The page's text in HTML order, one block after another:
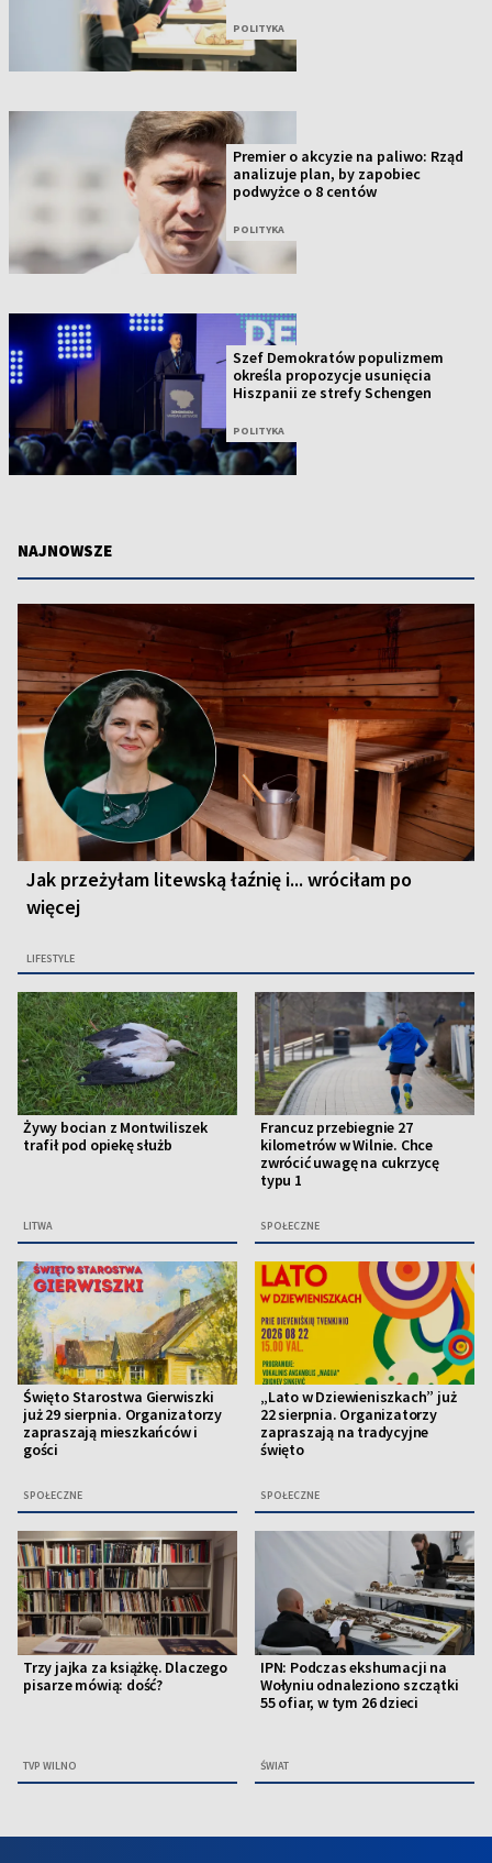
POLITYKA
Premier o akcyzie na paliwo: Rząd
analizuje plan, by zapobiec
podwyżce o 8 centów
POLITYKA
Szef Demokratów populizmem
określa propozycje usunięcia
Hiszpanii ze strefy Schengen
POLITYKA
NAJNOWSZE
Jak przeżyłam litewską łaźnię i... wróciłam po
więcej
LIFESTYLE
Żywy bocian z Montwiliszek
trafił pod opiekę służb
LITWA
Francuz przebiegnie 27
kilometrów w Wilnie. Chce
zwrócić uwagę na cukrzycę
typu 1
SPOŁECZNE
Święto Starostwa Gierwiszki
już 29 sierpnia. Organizatorzy
zapraszają mieszkańców i
gości
SPOŁECZNE
„Lato w Dziewieniszkach” już
22 sierpnia. Organizatorzy
zapraszają na tradycyjne
święto
SPOŁECZNE
Trzy jajka za książkę. Dlaczego
pisarze mówią: dość?
TVP WILNO
IPN: Podczas ekshumacji na
Wołyniu odnaleziono szczątki
55 ofiar, w tym 26 dzieci
ŚWIAT